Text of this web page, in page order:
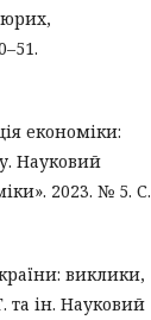
економіки:
Науковий
2023. № 5. С.
виклики,
та ін. Науковий